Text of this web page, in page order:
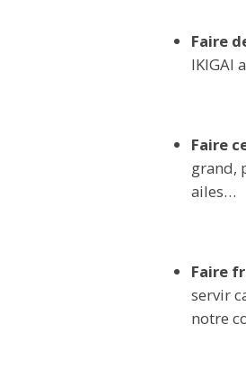
Faire
IKIGAI
Faire
grand,
ailes…
Faire
servir
notre